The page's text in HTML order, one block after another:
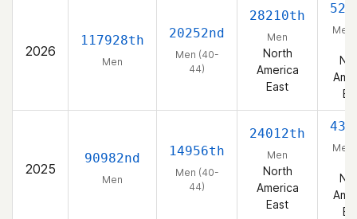
2026
117928th
Men
20252nd
Men (40-
44)
28210th
Men
North
America
East
Men
2025
90982nd
Men
14956th
Men (40-
44)
24012th
Men
North
America
East
Men